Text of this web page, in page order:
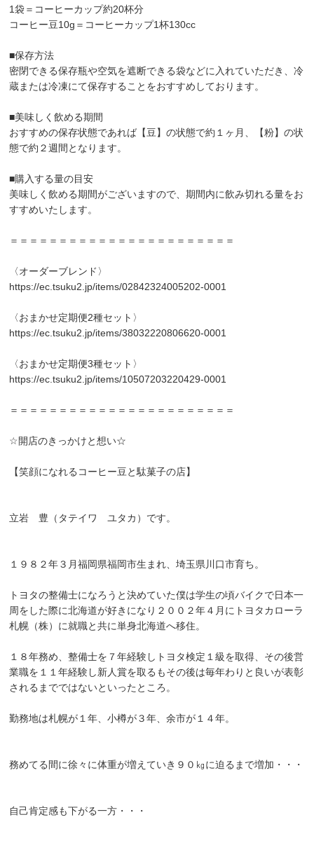
1袋＝コーヒーカップ約20杯分
コーヒー豆10g＝コーヒーカップ1杯130cc
■保存方法
密閉できる保存瓶や空気を遮断できる袋などに入れていただき、冷
蔵または冷凍にて保存することをおすすめしております。
■美味しく飲める期間
おすすめの保存状態であれば【豆】の状態で約１ヶ月、【粉】の状
態で約２週間となります。
■購入する量の目安
美味しく飲める期間がございますので、期間内に飲み切れる量をお
すすめいたします。
＝＝＝＝＝＝＝＝＝＝＝＝＝＝＝＝＝＝＝＝＝＝＝
〈オーダーブレンド〉
https://ec.tsuku2.jp/items/02842324005202-0001
〈おまかせ定期便2種セット〉
https://ec.tsuku2.jp/items/38032220806620-0001
〈おまかせ定期便3種セット〉
https://ec.tsuku2.jp/items/10507203220429-0001
＝＝＝＝＝＝＝＝＝＝＝＝＝＝＝＝＝＝＝＝＝＝＝
☆開店のきっかけと想い☆
【笑顔になれるコーヒー豆と駄菓子の店】
立岩 豊（タテイワ ユタカ）です。
１９８２年３月福岡県福岡市生まれ、埼玉県川口市育ち。
トヨタの整備士になろうと決めていた僕は学生の頃バイクで日本一
周をした際に北海道が好きになり２００２年４月にトヨタカローラ
札幌（株）に就職と共に単身北海道へ移住。
１８年務め、整備士を７年経験しトヨタ検定１級を取得、その後営
業職を１１年経験し新人賞を取るもその後は毎年わりと良いが表彰
されるまでではないといったところ。
勤務地は札幌が１年、小樽が３年、余市が１４年。
務めてる間に徐々に体重が増えていき９０㎏に迫るまで増加・・・
自己肯定感も下がる一方・・・